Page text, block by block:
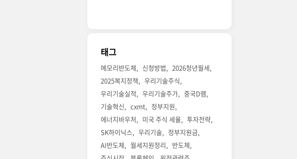
태그
메모리반도체 신청방법
2026청년월세
2025복지정책
우리기술주식
우리기술실적
우리기술주가
중국D램
기술혁신
cxmt
정부지원
에너지바우처
미국 주식 세율
투자전략
SK하이닉스
우리기술
정부지원금
AI반도체
월세지원정리
반도체